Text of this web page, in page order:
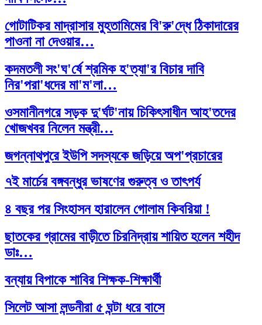
গোটাটিকর মাদ্রাসার মুহতামিমের বি'রু'দ্ধে ঠিকাদারের
পাওনা না দেওয়ার…
কদমতলী সং'ঘ'র্ষে শ্রমিক হ'ত্যা'র বিচার দাবি
নির'পরা'ধদের মা'ম'লা…
ওসমানীনগরে সড়ক দু'র্ঘট'নায় চিকিৎসাধীন আহ'তদের
খোজখবর নিলেন মন্ত্রী…
জগন্নাথপুরে ইউপি সদস্যকে জড়িয়ে অপ'প্রচারের
বি'রুদ্ধে গ্রামবাসীর মান'বব'ন্ধন
সিলেট বিভাগীয় সরকারি গণগ্রন্থাগারের জুলাই
গণঅভ্যুত্থান দিবস পালন…
দেশের প্রথম বায়োড্রায়িং প্ল্যান্ট হবে সিলেটে
জগন্নাথপুরে জুলাই গণ'অভ্যু'ত্থান দিবস পালন
জুলাই গণ'অভ্যু'ত্থানে শিক্ষার্থীদের ভূমিকা স্মরণীয় : এম
এ…
৭ই মার্চের বঙ্গবন্ধুর ভাষণের গুরুত্ব ও তাৎপর্য
৪ বছর পর সিংহাসন হারালেন গোলাম কিবরিয়া !
ছাতকের গ্রামের বাড়ীতে চিরনিদ্রায় শায়িত হলেন শহীদ
ডাঃ…
বন্যায় বিপাকে শাবির শিক্ষক-শিক্ষার্থী
সিলেট আসা লন্ডনীরা ৫ ঘন্টা ধরে বাসে